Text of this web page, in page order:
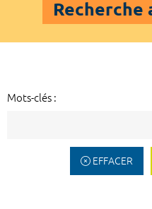
Recherche
Mots-clés :
EFFACER